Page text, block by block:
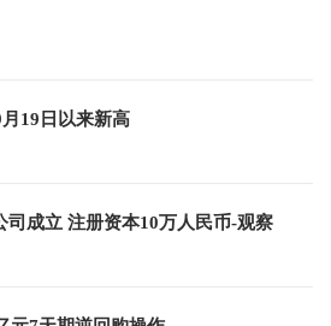
19日以来新高
司成立 注册资本10万人民币-观察